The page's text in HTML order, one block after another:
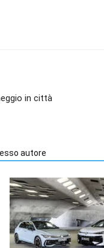
in città
autore